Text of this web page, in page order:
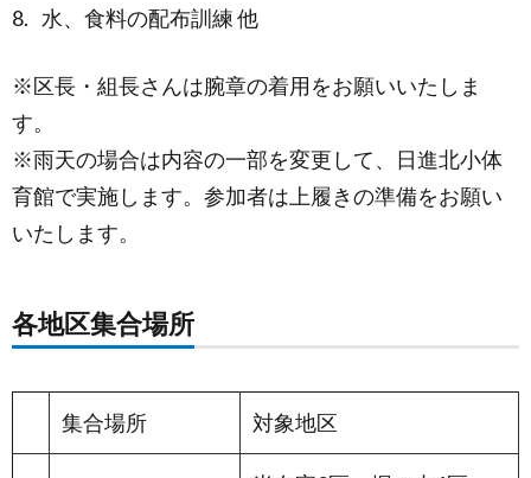
水、食料の配布訓練 他
※区長・組長さんは腕章の着用をお願いいたしま
す。
※雨天の場合は内容の一部を変更して、日進北小体
育館で実施します。参加者は上履きの準備をお願い
いたします。
各地区集合場所
集合場所 対象地区